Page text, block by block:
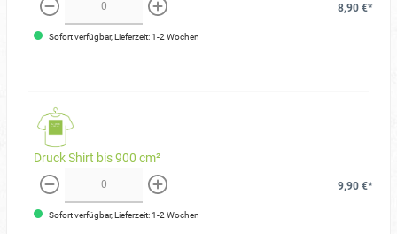
weniger mehr
8,90 €*
Sofort verfügbar, Lieferzeit: 1-2 Wochen
Druck Shirt bis 900 cm²
weniger mehr
9,90 €*
Sofort verfügbar, Lieferzeit: 1-2 Wochen